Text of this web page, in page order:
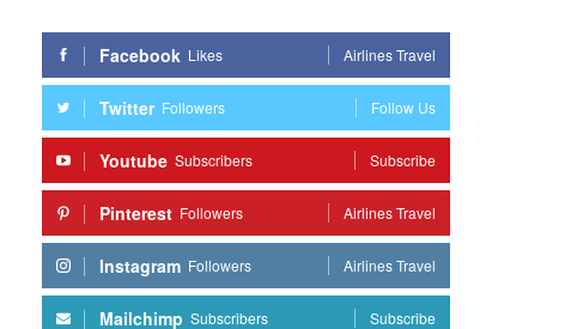
Facebook Likes Airlines Travel
Twitter Followers Follow Us
Youtube Subscribers Subscribe
Pinterest Followers Airlines Travel
Instagram Followers Airlines Travel
Mailchimp Subscribers Subscribe